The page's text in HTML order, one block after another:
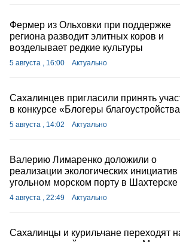
Фермер из Ольховки при поддержке
региона разводит элитных коров и
возделывает редкие культуры
5 августа , 16:00 Актуально
Сахалинцев пригласили принять
в конкурсе «Блогеры
5 августа , 14:02 Актуально
Валерию Лимаренко доложили о
реализации экологических инициатив
угольном морском порту в Шахтерске
4 августа , 22:49 Актуально
Сахалинцы и курильчане переходят